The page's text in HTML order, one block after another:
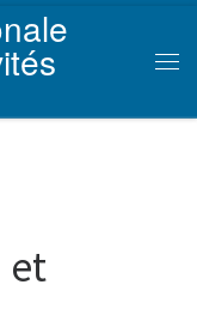
et